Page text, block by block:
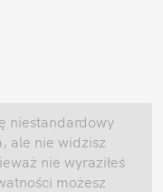
niestandardowy
ale nie widzisz
nie wyraziłeś
możesz